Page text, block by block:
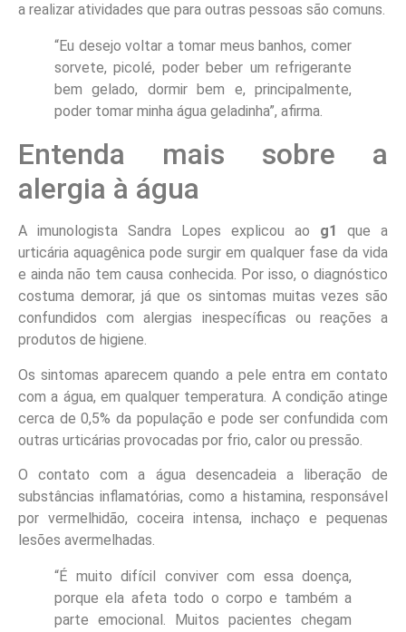
a realizar atividades que para outras pessoas são comuns.
“Eu desejo voltar a tomar meus banhos, comer
sorvete, picolé, poder beber um refrigerante
bem gelado, dormir bem e, principalmente,
poder tomar minha água geladinha”, afirma.
Entenda mais sobre a
alergia à água
A imunologista Sandra Lopes explicou ao g1 que a
urticária aquagênica pode surgir em qualquer fase da vida
e ainda não tem causa conhecida. Por isso, o diagnóstico
costuma demorar, já que os sintomas muitas vezes são
confundidos com alergias inespecíficas ou reações a
produtos de higiene.
Os sintomas aparecem quando a pele entra em contato
com a água, em qualquer temperatura. A condição atinge
cerca de 0,5% da população e pode ser confundida com
outras urticárias provocadas por frio, calor ou pressão.
O contato com a água desencadeia a liberação de
substâncias inflamatórias, como a histamina, responsável
por vermelhidão, coceira intensa, inchaço e pequenas
lesões avermelhadas.
“É muito difícil conviver com essa doença,
porque ela afeta todo o corpo e também a
parte emocional. Muitos pacientes chegam